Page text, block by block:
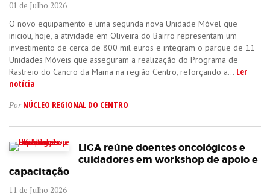
01 de Julho 2026
O novo equipamento e uma segunda nova Unidade Móvel que
iniciou, hoje, a atividade em Oliveira do Bairro representam um
investimento de cerca de 800 mil euros e integram o parque de 11
Unidades Móveis que asseguram a realização do Programa de
Rastreio do Cancro da Mama na região Centro, reforçando a... Ler
notícia
PorNÚCLEO REGIONAL DO CENTRO
LIGA reúne doentes oncológicos e
cuidadores em workshop de apoio e
capacitação
11 de Julho 2026